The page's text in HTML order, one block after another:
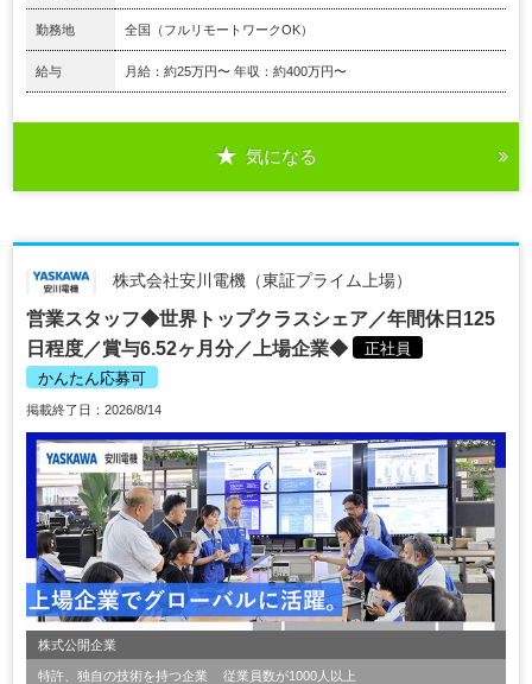
勤務地 全国（フルリモートワークOK）
給与 月給：約25万円〜 年収：約400万円〜
気になる
株式会社安川電機（東証プライム上場）
営業スタッフ◆世界トップクラスシェア／年間休日125
日程度／賞与6.52ヶ月分／上場企業◆
正社員
かんたん応募可
掲載終了日：2026/8/14
株式公開企業
特許、独自の技術を持つ企業
従業員数が1000人以上